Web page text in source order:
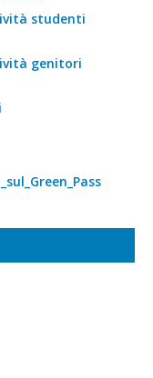
studenti
genitori